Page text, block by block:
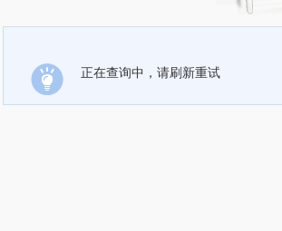
正在查询中，请刷新重试